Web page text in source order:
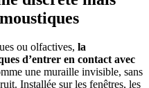
ou olfactives, la
d’entrer en contact avec
une muraille invisible, sans
Installée sur les fenêtres, les